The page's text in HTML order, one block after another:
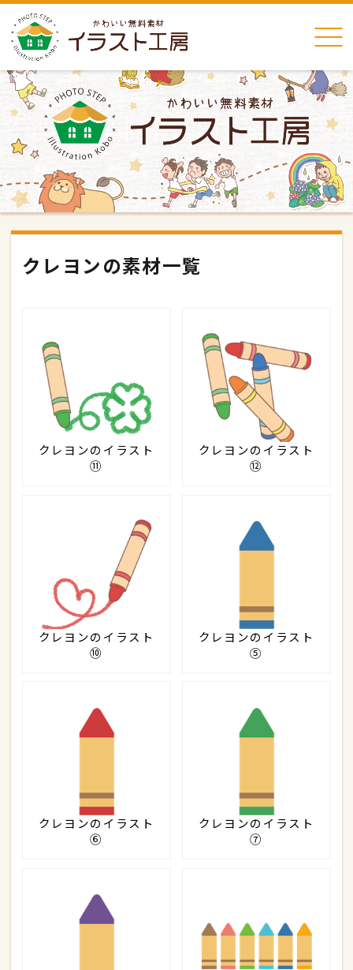
クレヨンの素材一覧
クレヨンのイラスト
⑪
クレヨンのイラスト
⑫
クレヨンのイラスト
⑩
クレヨンのイラスト
⑤
クレヨンのイラスト
⑥
クレヨンのイラスト
⑦